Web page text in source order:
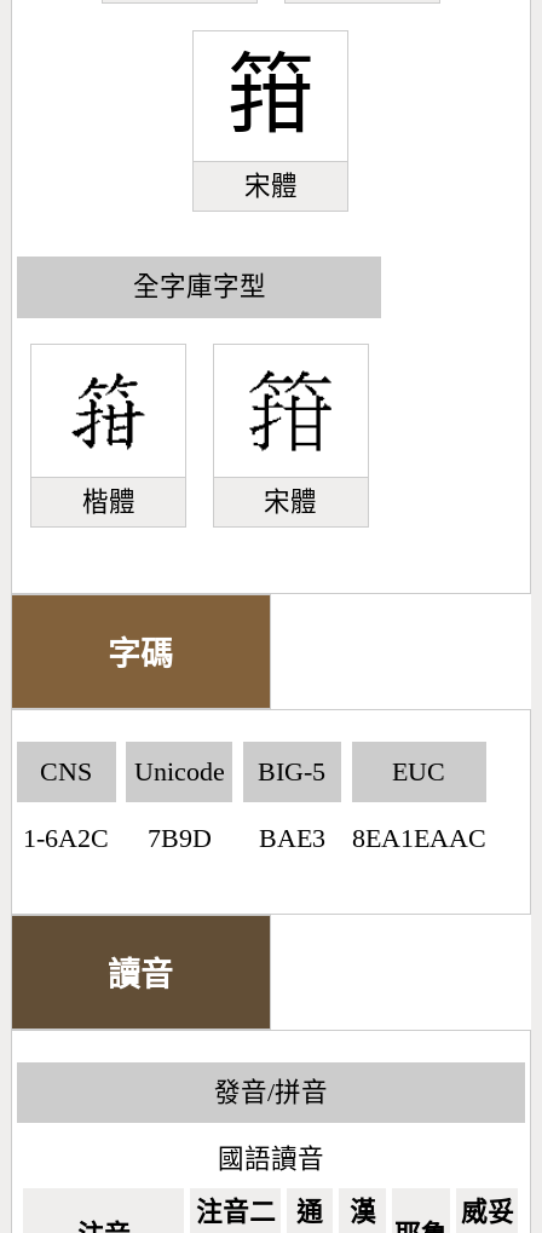
箝
宋體
全字庫字型
楷體 宋體
字碼
CNS
1-6A2C
Unicode
7B9D
BIG-5
BAE3
EUC
8EA1EAAC
讀音
發音/拼音
國語讀音
注音二 通 漢 威妥